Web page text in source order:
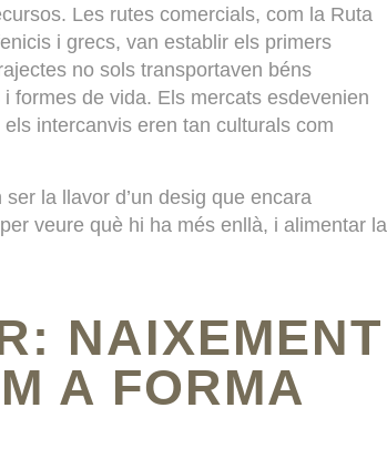
Les rutes comercials, com la Ruta
i grecs, van establir els primers
no sols transportaven béns
formes de vida. Els mercats esdevenien
intercanvis eren tan culturals com
la llavor d’un desig que encara
veure què hi ha més enllà, i alimentar la
NAIXEMENT
A FORMA